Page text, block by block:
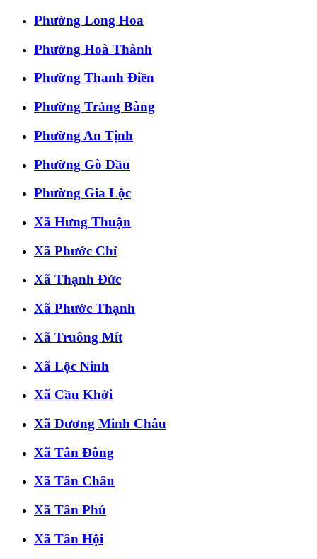
Phường Long Hoa
Phường Hoà Thành
Phường Thanh Điền
Phường Trảng Bàng
Phường An Tịnh
Phường Gò Dầu
Phường Gia Lộc
Xã Hưng Thuận
Xã Phước Chỉ
Xã Thạnh Đức
Xã Phước Thạnh
Xã Truông Mít
Xã Lộc Ninh
Xã Cầu Khởi
Xã Dương Minh Châu
Xã Tân Đông
Xã Tân Châu
Xã Tân Phú
Xã Tân Hội